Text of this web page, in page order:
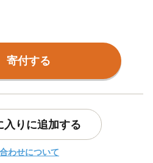
寄付する
入りに追加する
わせについて